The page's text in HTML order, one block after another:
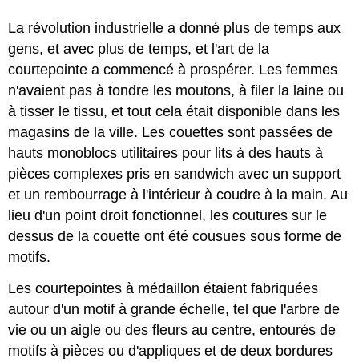
La révolution industrielle a donné plus de temps aux
gens, et avec plus de temps, et l'art de la
courtepointe a commencé à prospérer. Les femmes
n'avaient pas à tondre les moutons, à filer la laine ou
à tisser le tissu, et tout cela était disponible dans les
magasins de la ville. Les couettes sont passées de
hauts monoblocs utilitaires pour lits à des hauts à
pièces complexes pris en sandwich avec un support
et un rembourrage à l'intérieur à coudre à la main. Au
lieu d'un point droit fonctionnel, les coutures sur le
dessus de la couette ont été cousues sous forme de
motifs.
Les courtepointes à médaillon étaient fabriquées
autour d'un motif à grande échelle, tel que l'arbre de
vie ou un aigle ou des fleurs au centre, entourés de
motifs à pièces ou d'appliques et de deux bordures